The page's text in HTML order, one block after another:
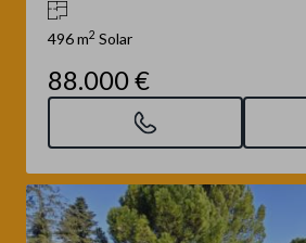
496 m2 Solar
88.000 €